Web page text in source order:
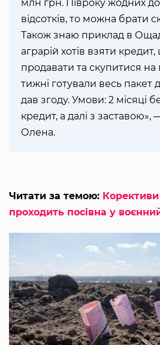
млн грн. Півроку жодних
відсотків, то можна брати
Також знаю приклад в
аграрій хотів взяти
продавати та скупитися на
тижні готували весь пакет
дав згоду. Умови: 2 місяці
кредит, а далі з заставою»,
Олена.
Читати за темою:
проходить посівна у